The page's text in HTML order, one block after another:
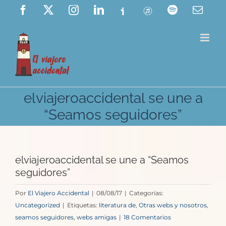
Saltar
contenido
Facebook InstagramLinkedIn
Ivoox ITunes Spotify
elviajeroaccidental se une a
“Seamos seguidores”
elviajeroaccidental se une a “Seamos
seguidores”
Por El Viajero Accidental | 08/08/17 | Categorías:
Uncategorized | Etiquetas: literatura de, Otras webs y nosotros,
seamos seguidores, webs amigas | 18 Comentarios